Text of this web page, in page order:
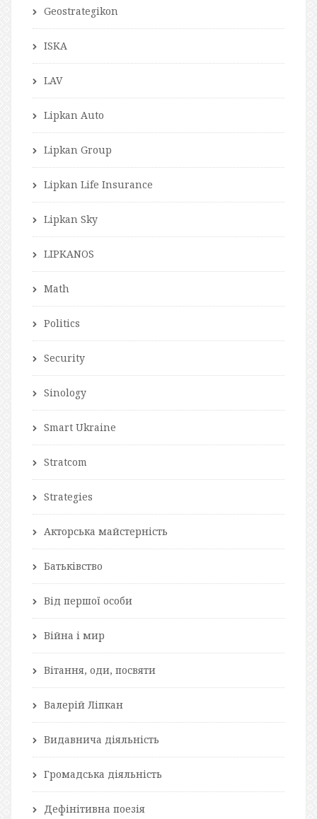
Geostrategikon
ISKA
LAV
Lipkan Auto
Lipkan Group
Lipkan Life Insurance
Lipkan Sky
LIPKANOS
Math
Politics
Security
Sinology
Smart Ukraine
Stratcom
Strategies
Акторська майстерність
Батьківство
Від першої особи
Війна і мир
Вітання, оди, посвяти
Валерій Ліпкан
Видавнича діяльність
Громадська діяльність
Дефінітивна поезія